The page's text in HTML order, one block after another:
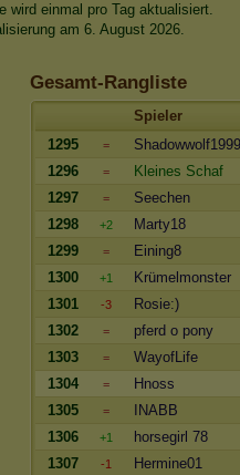
wird einmal pro Tag aktualisiert.
am 6. August 2026.
Gesamt-Rangliste
Spieler
1295
=
Shadowwolf1999
1296
=
Kleines Schaf
1297
=
Seechen
1298
+2
Marty18
1299
=
Eining8
1300
+1
Krümelmonster
1301
-3
Rosie:)
1302
=
pferd o pony
1303
=
WayofLife
1304
=
Hnoss
1305
=
INABB
1306
+1
horsegirl 78
1307
-1
Hermine01